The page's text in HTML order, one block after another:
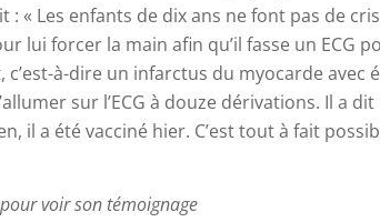
: « Les enfants de dix ans ne font pas de
lui forcer la main afin qu’il fasse un ECG
c’est-à-dire un infarctus du myocarde avec
sur l’ECG à douze dérivations. Il a dit
il a été vacciné hier. C’est tout à fait
voir son témoignage